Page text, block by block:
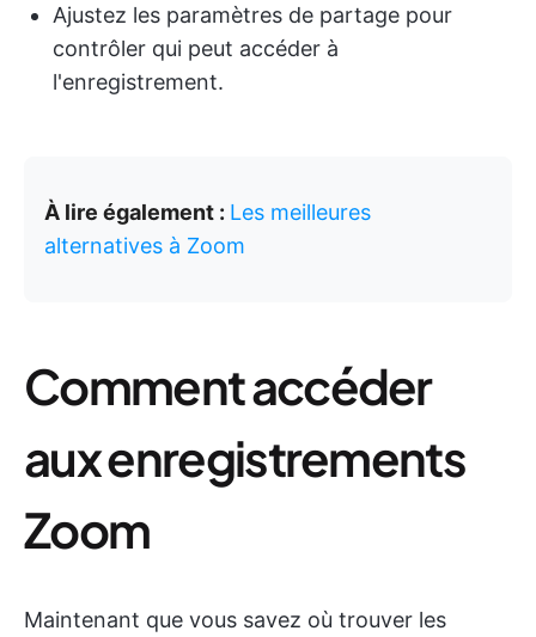
Ajustez les paramètres de partage pour
contrôler qui peut accéder à
l'enregistrement.
À lire également : Les meilleures
alternatives à Zoom
Comment accéder
aux enregistrements
Zoom
Maintenant que vous savez où trouver les